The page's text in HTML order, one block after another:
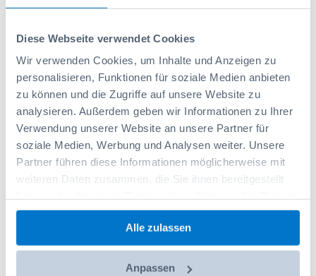
Diese Webseite verwendet Cookies
Wir verwenden Cookies, um Inhalte und Anzeigen zu
personalisieren, Funktionen für soziale Medien anbieten
zu können und die Zugriffe auf unsere Website zu
analysieren. Außerdem geben wir Informationen zu Ihrer
Verwendung unserer Website an unsere Partner für
soziale Medien, Werbung und Analysen weiter. Unsere
Partner führen diese Informationen möglicherweise mit
weiteren Daten zusammen, die Sie ihnen bereitgestellt
gesammelt haben.
Alle zulassen
Anpassen
< >